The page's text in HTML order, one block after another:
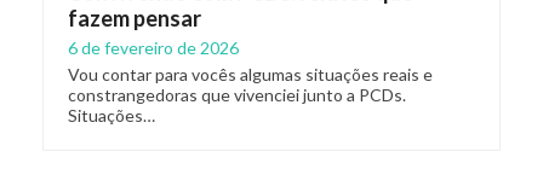
fazem pensar
6 de fevereiro de 2026
Vou contar para vocês algumas situações reais e
constrangedoras que vivenciei junto a PCDs.
Situações…